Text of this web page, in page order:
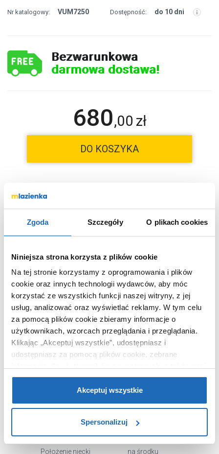
Zgoda Szczegóły O plikach cookies
Niniejsza strona korzysta z plików cookie
Na tej stronie korzystamy z oprogramowania i plików
cookie oraz innych technologii wydawców, aby móc
korzystać ze wszystkich funkcji naszej witryny, z jej
usług, analizować oraz wyświetlać reklamy. W tym celu
za pomocą plików cookie zbieramy informacje o
użytkownikach, wzorcach przeglądania i przeglądania.
Klikając „Akceptuj wszystkie”, udostępniasz i
udostępniasz za pomocą plików cookie, zebrane
partnerzy reklamowi.Jeśli chcesz, włącz „Tylko
wymagane pliki cookie”.Pamiętaj jednak, że
zablokowane niektóre pliki cookie mogą mieć wpływ na
Aby uzyskać więcej informacji na temat plików plików
Akceptuj wszystkie
Spersonalizuj
Nr katalogowy: VUM7250 Dostępność: do 10 dni
Bezwarunkowa
darmowa dostawa!
680,00 zł
DO KOSZYKA
Chcesz zamówić telefonicznie?
OPIS PRODUKTU
Marka
Laveo
Nr katalogowy
VUM7250
Dłuższy bok
50 cm
Krótszy bok
40 cm
Typ
nablatowa
Otwór na baterie
nie
biały
Materiał
ceramika
Powłoka ochronna
nie
Przelew
nie
Położenie niecki
na środku